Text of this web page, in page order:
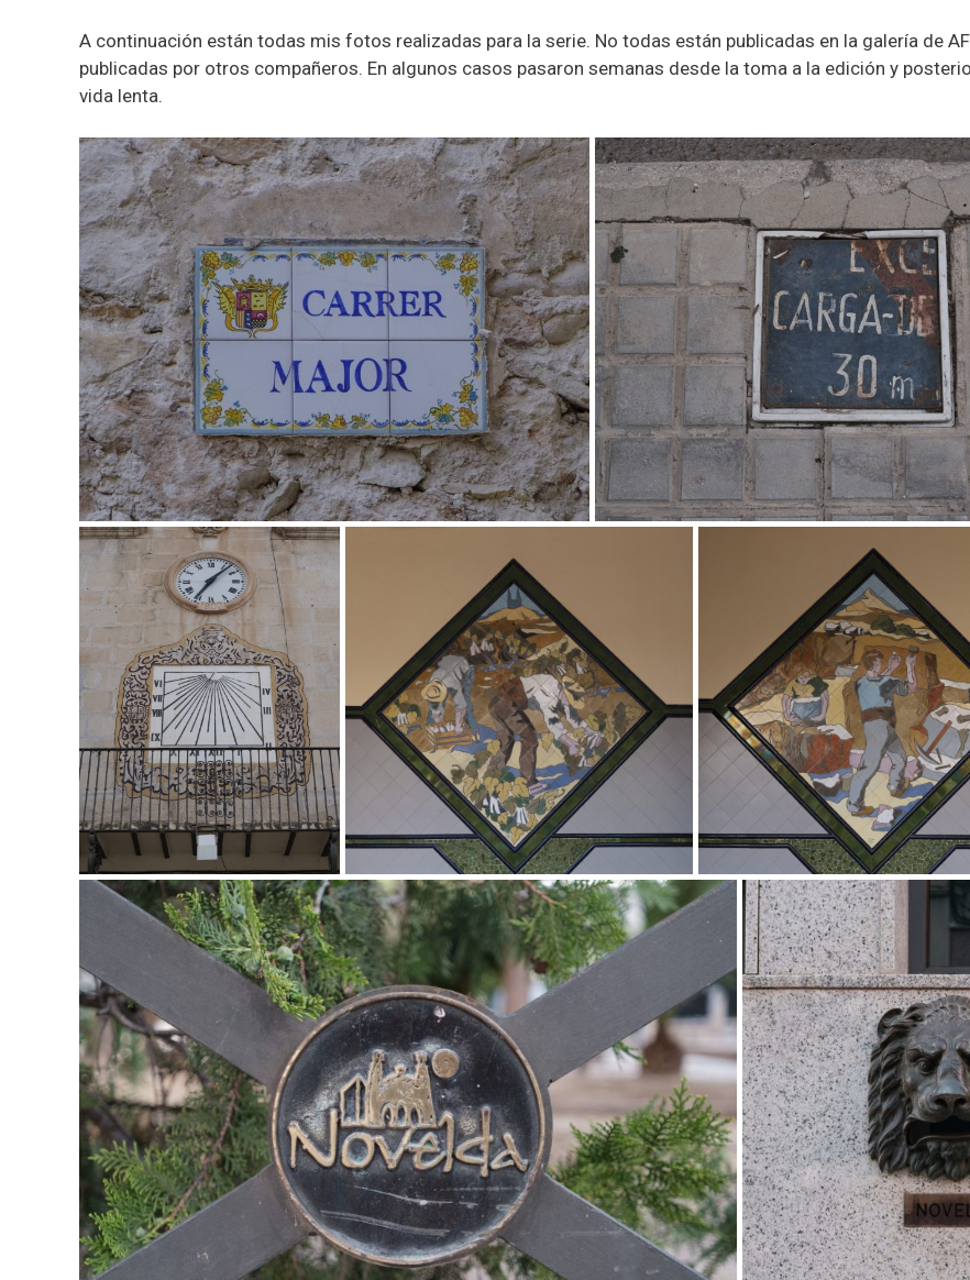
A continuación están todas mis fotos realizadas para la serie. No todas están publicadas en la galería de
publicadas por otros compañeros. En algunos casos pasaron semanas desde la toma a la edición y
vida lenta.